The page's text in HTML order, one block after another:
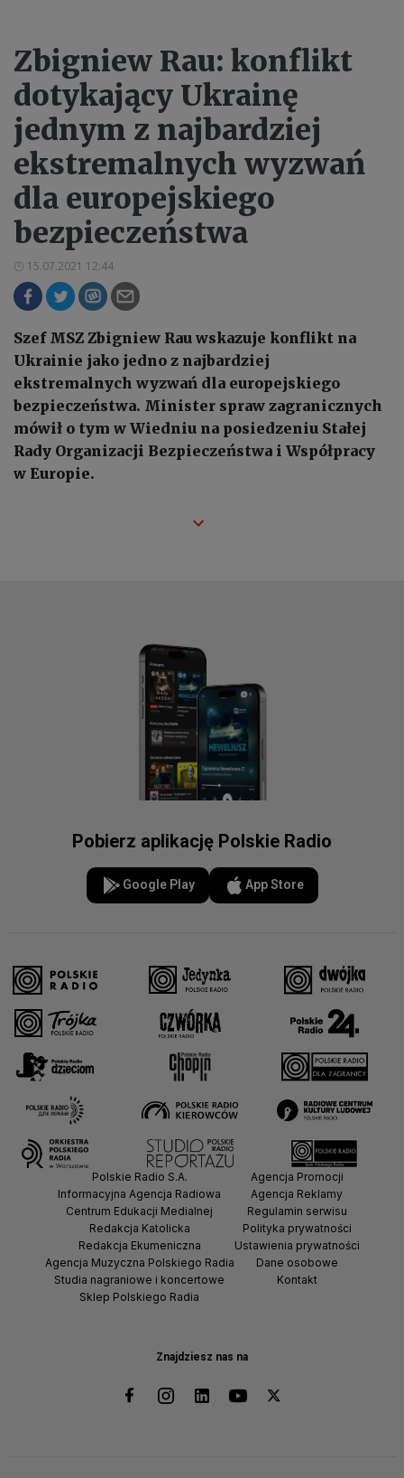
Zbigniew Rau: konflikt
dotykający Ukrainę
jednym z najbardziej
ekstremalnych wyzwań
dla europejskiego
bezpieczeństwa
15.07.2021 12:44
Szef MSZ Zbigniew Rau wskazuje konflikt na
Ukrainie jako jedno z najbardziej
ekstremalnych wyzwań dla europejskiego
bezpieczeństwa. Minister spraw zagranicznych
mówił o tym w Wiedniu na posiedzeniu Stałej
Rady Organizacji Bezpieczeństwa i Współpracy
w Europie.
Pobierz aplikację Polskie Radio
Google Play App Store
Znajdziesz nas na
Polskie Radio S.A.
Informacyjna Agencja Radiowa
Centrum Edukacji Medialnej
Redakcja Katolicka
Redakcja Ekumeniczna
Agencja Muzyczna Polskiego Radia
Studia nagraniowe i koncertowe
Sklep Polskiego Radia
Agencja Promocji
Agencja Reklamy
Regulamin serwisu
Polityka prywatności
Ustawienia prywatności
Dane osobowe
Kontakt